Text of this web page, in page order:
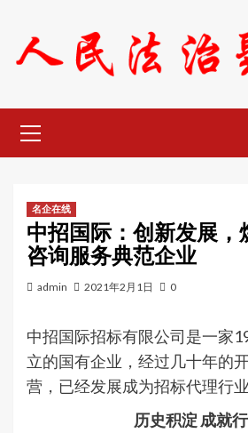
content
Menu
名企在线
中招国际：创新发展，
咨询服务典范企业
admin 2021年2月1日 0
中招国际招标有限公司是一家
立的国有企业，经过几十年的
营，已经发展成为招标代理行
历史积淀 成就